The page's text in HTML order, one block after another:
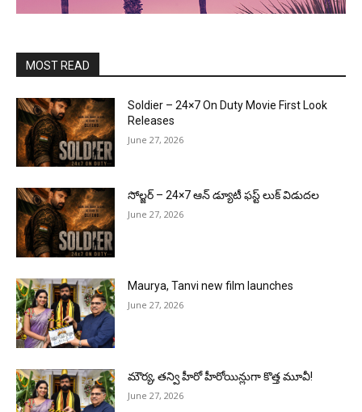
MOST READ
Soldier – 24×7 On Duty Movie First Look
Releases
June 27, 2026
సోల్జర్ – 24×7 ఆన్ డ్యూటీ ఫస్ట్ లుక్ విడుదల
June 27, 2026
Maurya, Tanvi new film launches
June 27, 2026
మౌర్య‌, త‌న్వి హీరో హీరోయిన్లుగా కొత్త మూవీ!
June 27, 2026